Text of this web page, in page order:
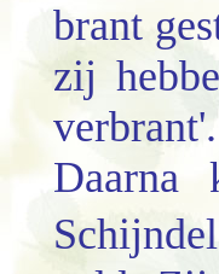
brant
zij
verbrant'.